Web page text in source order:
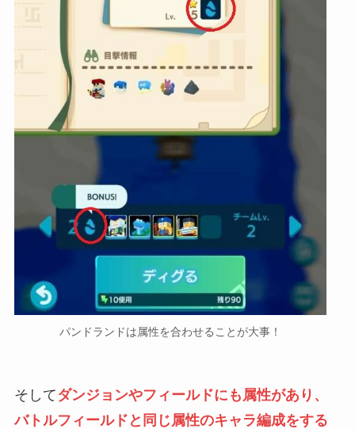
パンドランドは属性を合わせることが大事！
そしてダンジョンやフィールドにも属性があり、
バトルフィールドと同じ属性のキャラ編成をする